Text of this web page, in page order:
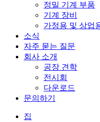
정밀 기계 부품
기계 장비
가정용 및 상업
소식
자주 묻는 질문
회사 소개
공장 견학
전시회
다운로드
문의하기
집